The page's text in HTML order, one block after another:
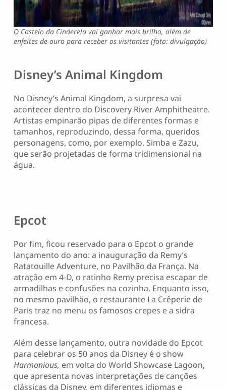
O Castelo da Cinderela vai ganhar mais brilho, além de
enfeites de ouro para receber os visitantes (foto: divulgação)
Disney’s Animal Kingdom
No Disney’s Animal Kingdom, a surpresa vai
acontecer dentro do Discovery River Amphitheatre.
Artistas empinarão pipas de diferentes formas e
tamanhos, reproduzindo, dessa forma, queridos
personagens, como, por exemplo, Simba e Zazu,
que serão projetadas de forma tridimensional na
água.
Epcot
Por fim, ficou reservado para o Epcot o grande
lançamento do ano: a inauguração da Remy’s
Ratatouille Adventure, no Pavilhão da França. Na
atração em 4-D, o ratinho Remy precisa escapar de
armadilhas e confusões na cozinha. Enquanto isso,
no mesmo pavilhão, o restaurante La Crêperie de
Paris traz no menu os famosos crepes e a sidra
francesa.
Além desse lançamento, outra novidade do Epcot
para celebrar os 50 anos da Disney é o show
Harmonious, em volta do World Showcase Lagoon,
que apresenta novas interpretações de canções
clássicas da Disney, em diferentes idiomas e